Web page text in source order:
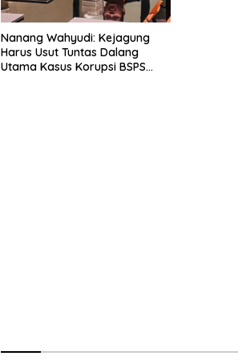
Nanang Wahyudi: Kejagung
Harus Usut Tuntas Dalang
Utama Kasus Korupsi BSPS